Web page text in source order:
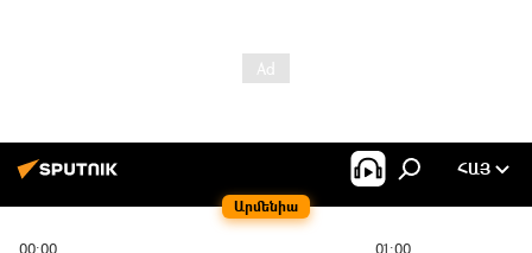
Արմենիա
ՀԱՅ
00:00 01:00